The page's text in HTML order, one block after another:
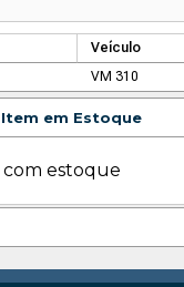
Veículo
VM 310
em Estoque
estoque